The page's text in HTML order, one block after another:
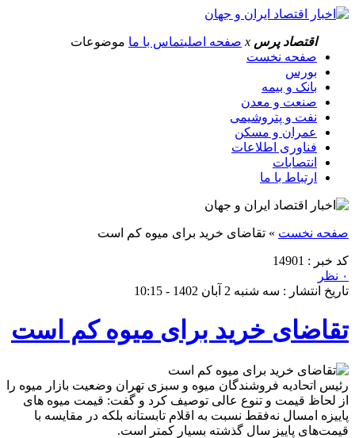
اقتصاد پرس x صفحه اصلیتماس با ما موضوعات
صفحه نخست
بورس
بانک و بیمه
صنعت و معدن
نفت و پتروشیمی
عمران و مسکن
فناوری اطلاعات
انتصابات
ارتباط با ما
صفحه نخست » تقاضای خرید برای میوه کم است
کد خبر : 14901
۰ نظر
تاریخ انتشار : سه شنبه 2 آبان 1402 - 10:15
تقاضای خرید برای میوه کم است
رئیس اتحادیه فروشندگان میوه و سبزی تهران وضعیت بازار میوه را
از لحاظ قیمت و تنوع عالی توصیف کرد و گفت: قیمت میوه ‌های
پاییزه امسال نه‌فقط نسبت به اقلام تابستانه بلکه در مقایسه با
قیمت‌های پاییز سال گذشته بسیار کمتر است.